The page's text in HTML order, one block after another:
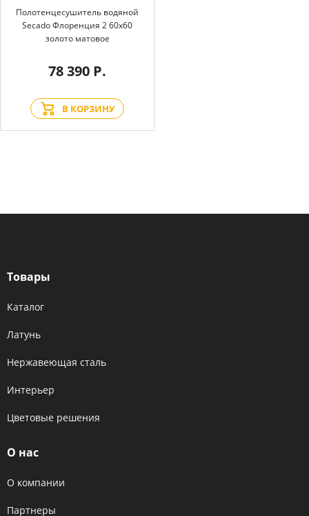
Полотенцесушитель водяной
Secado Флоренция 2 60x60
золото матовое
78 390 Р.
В КОРЗИНУ
Товары
Каталог
Латунь
Нержавеющая сталь
Интерьер
Цветовые решения
О нас
О компании
Партнеры